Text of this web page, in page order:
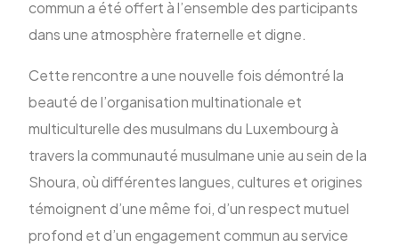
commun a été offert à l’ensemble des participants
dans une atmosphère fraternelle et digne.
Cette rencontre a une nouvelle fois démontré la
beauté de l’organisation multinationale et
multiculturelle des musulmans du Luxembourg à
travers la communauté musulmane unie au sein de la
Shoura, où différentes langues, cultures et origines
témoignent d’une même foi, d’un respect mutuel
profond et d’un engagement commun au service